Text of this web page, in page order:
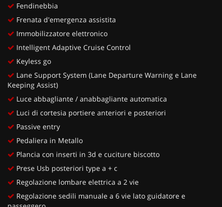
Fendinebbia
Frenata d'emergenza assistita
Immobilizzatore elettronico
Intelligent Adaptive Cruise Control
Keyless go
Lane Support System (Lane Departure Warning e Lane
Keeping Assist)
Luce abbagliante / anabbagliante automatica
Luci di cortesia portiere anteriori e posteriori
Passive entry
Pedaliera in Metallo
Plancia con inserti in 3d e cuciture biscotto
Prese Usb posteriori type a + c
Regolazione lombare elettrica a 2 vie
Regolazione sedili manuale a 6 vie lato guidatore e